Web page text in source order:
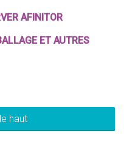
AFINITOR
ET AUTRES
haut